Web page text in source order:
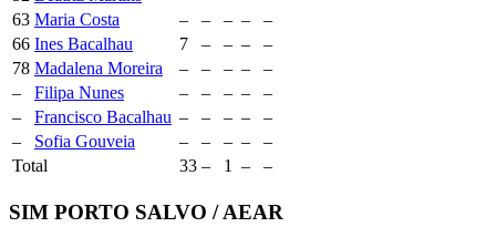
63 Maria Costa – – – –
–
66 Ines Bacalhau 7 – – –
–
78 Madalena Moreira – – – –
–
–
Filipa Nunes – – – –
–
–
Francisco Bacalhau – – – –
–
–
Sofia Gouveia – – – –
–
Total
33 – 1 – –
SIM PORTO SALVO / AEAR